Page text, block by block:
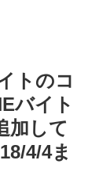
トのコ
バイト
加して
4/4ま